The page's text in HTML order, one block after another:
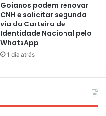
Goianos podem renovar
CNH e solicitar segunda
via da Carteira de
Identidade Nacional pelo
WhatsApp
1 dia atrás